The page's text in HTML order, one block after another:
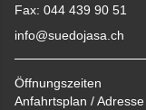
Fax: 044 439 90 51
info@suedojasa.ch
Öffnungszeiten
Anfahrtsplan / Adresse